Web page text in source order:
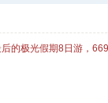
的极光假期8日游，